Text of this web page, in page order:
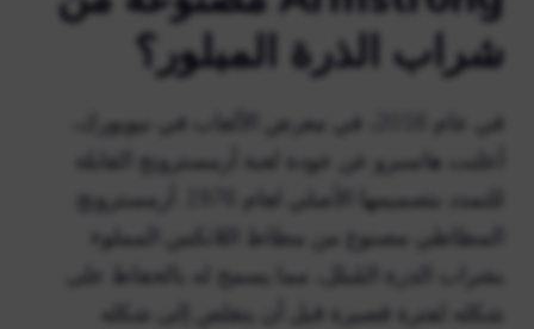
شراب الذرة المبلور؟
في عام 2016، في معرض الألعاب في نيويورك،
أعلنت هاسبرو عن عودة لعبة أرمسترونج القابلة
للتمدد بتصميمها الأصلي لعام 1976. أرمسترونج
المطاطي مصنوع من مطاط اللاتكس المملوء
بشراب الذرة المُبلل، مما يسمح له بالحفاظ على
شكله لفترة قصيرة قبل أن يتقلص إلى شكله